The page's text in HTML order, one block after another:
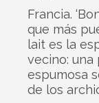
Francia.
que más
lait es la
vecino:
espumosa
de los